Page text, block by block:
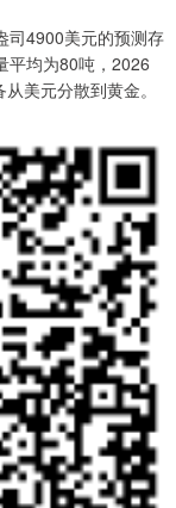
4900美元的预测存
平均为80吨，2026
美元分散到黄金。